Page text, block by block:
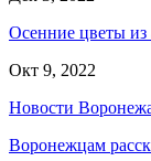
Осенние цветы из
Окт 9, 2022
Новости
Воронежцам